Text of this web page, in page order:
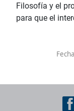
Filosofía y el
para que el